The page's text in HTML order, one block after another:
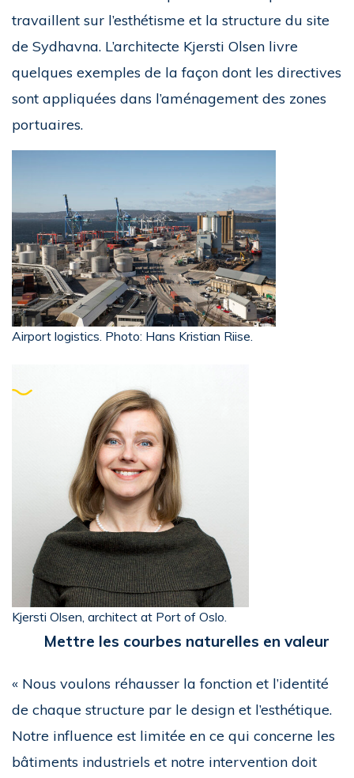
travaillent sur l’esthétisme et la structure du site
de Sydhavna. L’architecte Kjersti Olsen livre
quelques exemples de la façon dont les directives
sont appliquées dans l’aménagement des zones
portuaires.
Airport logistics. Photo: Hans Kristian Riise.
Kjersti Olsen, architect at Port of Oslo.
Mettre les courbes naturelles en valeur
« Nous voulons réhausser la fonction et l’identité
de chaque structure par le design et l’esthétique.
Notre influence est limitée en ce qui concerne les
bâtiments industriels et notre intervention doit